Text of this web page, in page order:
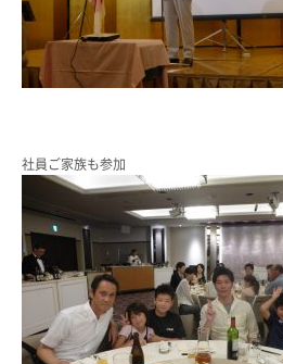
社員ご家族も参加